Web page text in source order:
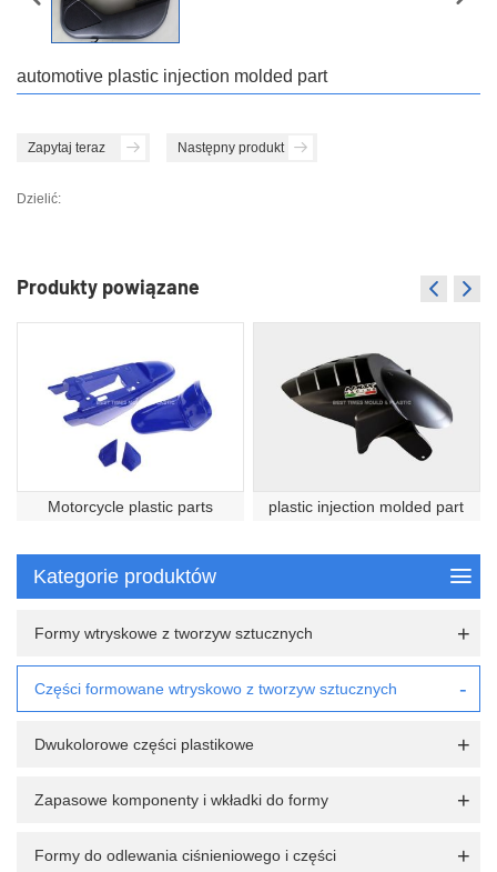
automotive plastic injection molded part
Zapytaj teraz Następny produkt
Dzielić:
Produkty powiązane
Motorcycle plastic parts plastic injection molded part
Kategorie produktów
Formy wtryskowe z tworzyw sztucznych
Części formowane wtryskowo z tworzyw sztucznych
Dwukolorowe części plastikowe
Zapasowe komponenty i wkładki do formy
Formy do odlewania ciśnieniowego i części